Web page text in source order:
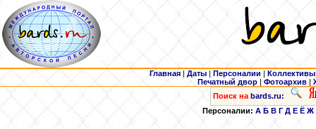
Главная | Даты | Персоналии | Коллективы
Печатный двор |Фотоархив |
Поиск на bards.ru:
Персоналии: А Б В Г Д Е Ё Ж